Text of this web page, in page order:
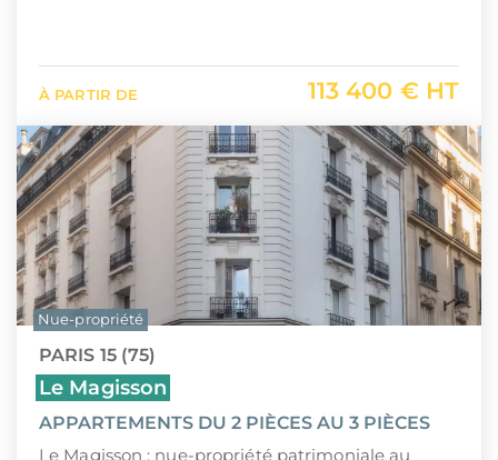
À PARTIR DE 113 400 € HT
PARIS 15 (75)
Le Magisson
APPARTEMENTS DU 2 PIÈCES AU 3 PIÈCES
Le Magisson : nue-propriété patrimoniale au
Nue-propriété